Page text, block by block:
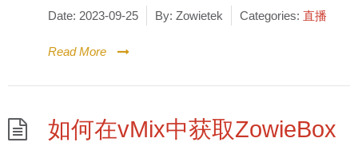
Date: 2023-09-25 By: Zowietek Categories: 直播
Read More
如何在vMix中获取ZowieBox